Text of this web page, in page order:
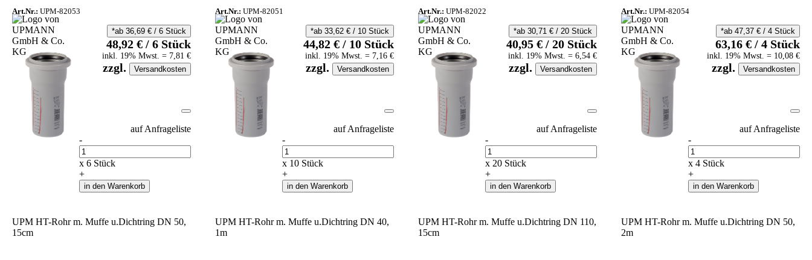
Art.Nr.: UPM-82053
auf Anfrageliste
-
Anzahl
x 6 Stück
+
in den Warenkorb
*ab 36,69 €/ 6 Stück
48,92 €/ 6 Stück
inkl. 19% Mwst. = 7,81 €
zzgl. Versandkosten
Art.Nr.: UPM-82051
auf Anfrageliste
-
Anzahl
x 10 Stück
+
in den Warenkorb
*ab 33,62 €/ 10 Stück
44,82 €/ 10 Stück
inkl. 19% Mwst. = 7,16 €
zzgl. Versandkosten
Art.Nr.: UPM-82022
auf Anfrageliste
-
Anzahl
x 20 Stück
+
in den Warenkorb
*ab 30,71 €/ 20 Stück
40,95 €/ 20 Stück
inkl. 19% Mwst. = 6,54 €
zzgl. Versandkosten
Art.Nr.: UPM-82054
auf Anfrageliste
-
Anzahl
x 4 Stück
+
in den Warenkorb
*ab 47,37 €/ 4 Stück
63,16 €/ 4 Stück
inkl. 19% Mwst. = 10,08 €
zzgl. Versandkosten
UPM HT-Rohr m. Muffe u.Dichtring DN 50,
15cm
UPM HT-Rohr m. Muffe u.Dichtring DN 40,
1m
UPM HT-Rohr m. Muffe u.Dichtring DN 110,
15cm
UPM HT-Rohr m. Muffe u.Dichtring DN 50,
2m